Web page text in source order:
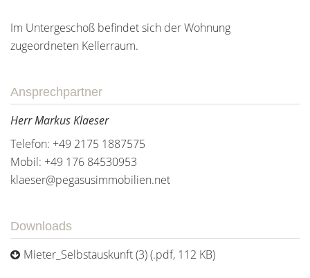
Im Untergeschoß befindet sich der Wohnung
zugeordneten Kellerraum.
Ansprechpartner
Herr Markus Klaeser
Telefon: +49 2175 1887575
Mobil: +49 176 84530953
klaeser@pegasusimmobilien.net
Downloads
Mieter_Selbstauskunft (3) (.pdf, 112 KB)